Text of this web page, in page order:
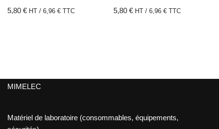
5,80 € HT / 6,96 € TTC 5,80€ HT /6,96€ TTC
MIMELEC
Matériel de laboratoire (consommables, équipements,